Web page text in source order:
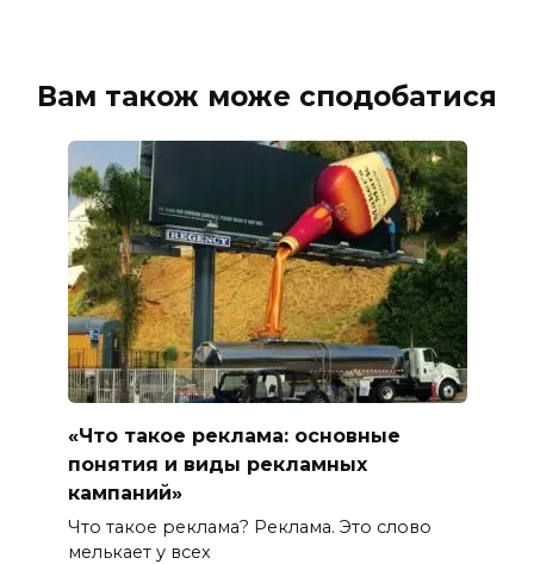
Вам також може сподобатися
«Что такое реклама: основные
понятия и виды рекламных
кампаний»
Что такое реклама? Реклама. Это слово
мелькает у всех